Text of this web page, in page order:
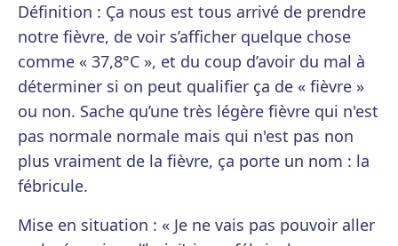
Définition : Ça nous est tous arrivé de prendre
notre fièvre, de voir s’afficher quelque chose
comme « 37,8°C », et du coup d’avoir du mal à
déterminer si on peut qualifier ça de « fièvre »
ou non. Sache qu’une très légère fièvre qui n'est
pas normale normale mais qui n'est pas non
plus vraiment de la fièvre, ça porte un nom : la
fébricule.
Mise en situation : « Je ne vais pas pouvoir aller